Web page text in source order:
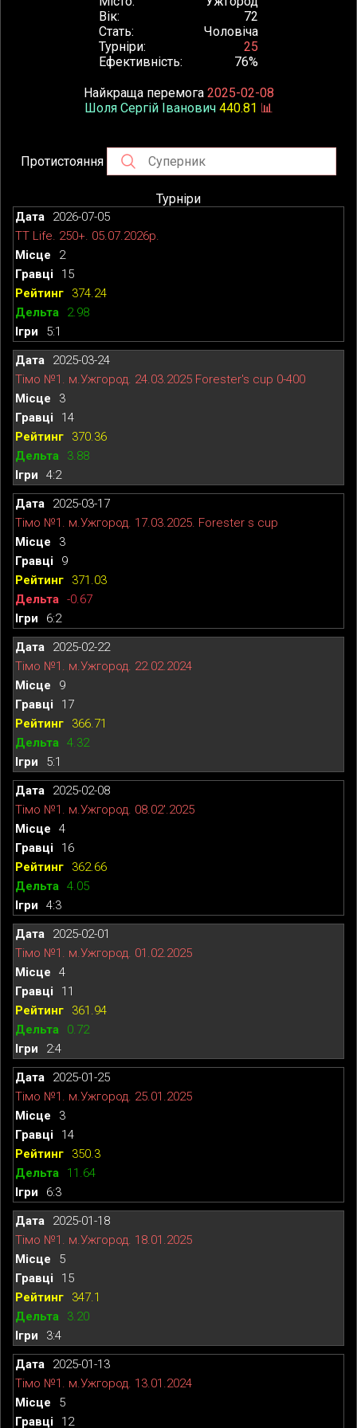
Вік
72
Стать
Чоловіча
Турніри
25
Ефективність
76%
Найкраща перемога 2025-02-08
Шоля Сергій Іванович 440.81 📊
Протистояння
Турніри
2026-07-05
TT Life. 250+. 05.07.2026р.
2
15
374.24
2.98
5:1
2025-03-24
Тімо №1. м.Ужгород. 24.03.2025 Forester's cup 0-400
3
14
370.36
3.88
4:2
2025-03-17
Тімо №1. м.Ужгород. 17.03.2025. Forester s cup
3
9
371.03
-0.67
6:2
2025-02-22
Тімо №1. м.Ужгород. 22.02.2024
9
17
366.71
4.32
5:1
2025-02-08
Тімо №1. м.Ужгород. 08.02'.2025
4
16
362.66
4.05
4:3
2025-02-01
Тімо №1. м.Ужгород. 01.02.2025
4
11
361.94
0.72
2:4
2025-01-25
Тімо №1. м.Ужгород. 25.01.2025
3
14
350.3
11.64
6:3
2025-01-18
Тімо №1. м.Ужгород. 18.01.2025
5
15
347.1
3.20
3:4
2025-01-13
Тімо №1. м.Ужгород. 13.01.2024
5
12